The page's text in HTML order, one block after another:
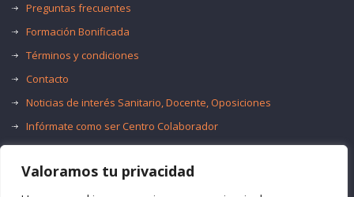
Valoramos tu privacidad
Preguntas frecuentes
Formación Bonificada
Términos y condiciones
Contacto
Noticias de interés Sanitario, Docente, Oposiciones
Infórmate como ser Centro Colaborador
Oferta de Empleo Público